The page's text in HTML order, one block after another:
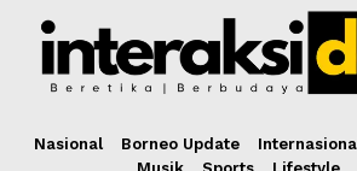
Nasional Borneo Update